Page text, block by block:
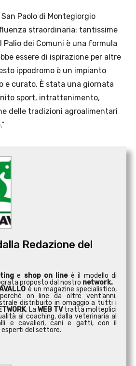
San Paolo di Montegiorgio
straordinaria: tantissime
Palio dei Comuni è una formula
essere di ispirazione per altre
ippodromo è un impianto
e curato. È stata una giornata
sport, intrattenimento,
delle tradizioni agroalimentari
Redazione del
e shop on line è il modello di
proposto dal nostro network.
è un magazine specialistico,
on line da oltre vent’anni.
distribuito in omaggio a tutti i
. La WEB TVtratta molteplici
al coaching, dalla veterinaria al
e cavalieri, cani e gatti, con il
del settore.